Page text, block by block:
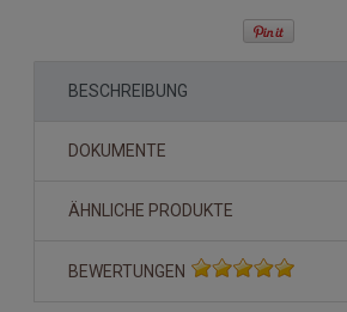
BESCHREIBUNG
DOKUMENTE
ÄHNLICHE PRODUKTE
BEWERTUNGEN